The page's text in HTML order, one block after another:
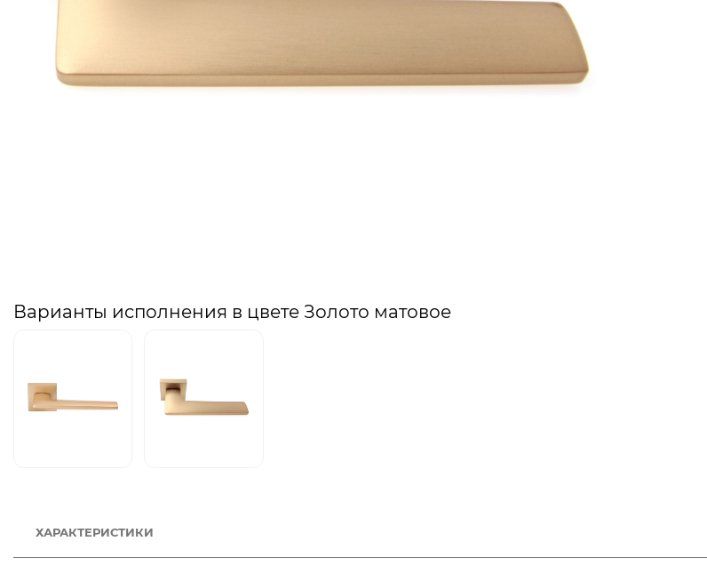
Варианты исполнения в цвете Золото матовое
ХАРАКТЕРИСТИКИ